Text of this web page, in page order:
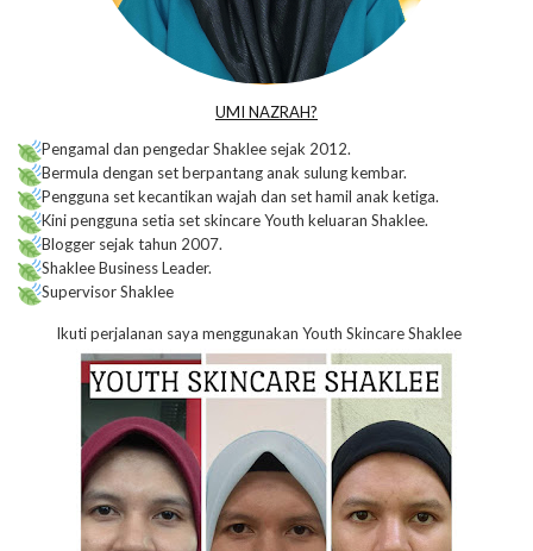
UMI NAZRAH?
Pengamal dan pengedar Shaklee sejak 2012.
Bermula dengan set berpantang anak sulung kembar.
Pengguna set kecantikan wajah dan set hamil anak ketiga.
Kini pengguna setia set skincare Youth keluaran Shaklee.
Blogger sejak tahun 2007.
Shaklee Business Leader.
Supervisor Shaklee
Ikuti perjalanan saya menggunakan Youth Skincare Shaklee